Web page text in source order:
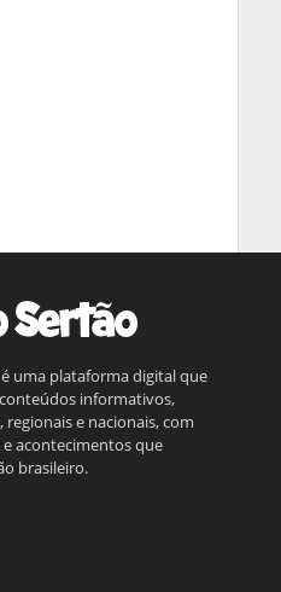
uma plataforma digital que
informativos,
e nacionais, com
acontecimentos que
brasileiro.